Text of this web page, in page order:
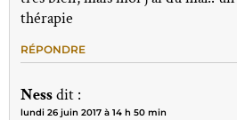
thérapie
RÉPONDRE
Nessdit :
lundi 26 juin 2017 à 14 h 50 min